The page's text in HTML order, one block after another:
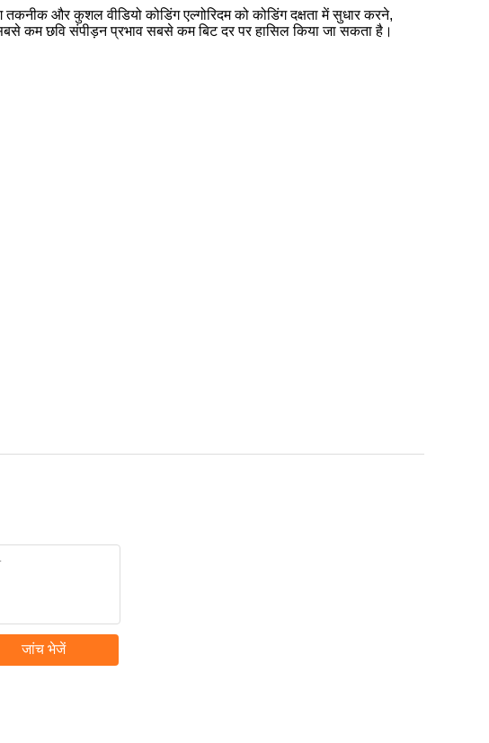
और कुशल वीडियो कोडिंग एल्गोरिदम को कोडिंग दक्षता में सुधार करने,
कम छवि संपीड़न प्रभाव सबसे कम बिट दर पर हासिल किया जा सकता है।
जांच भेजें